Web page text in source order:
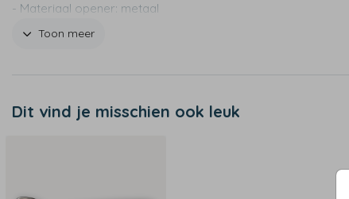
- Materiaal opener: metaal
- Design wordt in het handvat gegraveerd
Toon meer
Dit vind je misschien ook leuk